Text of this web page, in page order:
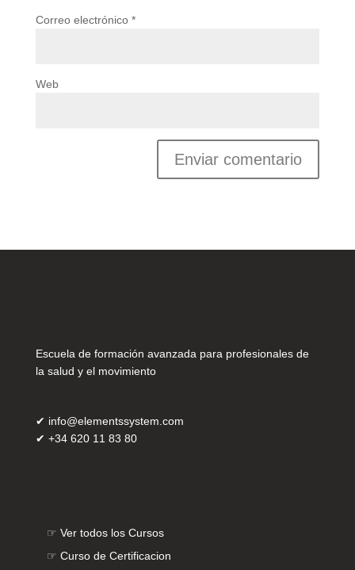
Correo electrónico *
Web
Escuela de formación avanzada para profesionales de
la salud y el movimiento
✔ info@elementssystem.com
✔ +34 620 11 83 80
☞ Ver todos los Cursos
☞ Curso de Certificacion